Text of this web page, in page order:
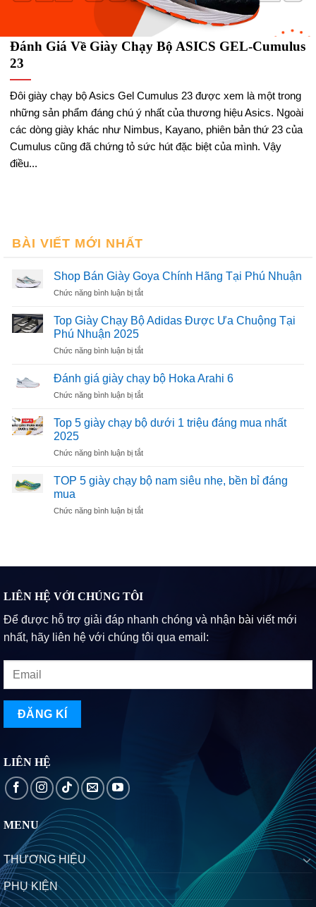
Đánh Giá Về Giày Chạy Bộ ASICS GEL-Cumulus
23
Đôi giày chạy bộ Asics Gel Cumulus 23 được xem là một trong
những sản phẩm đáng chú ý nhất của thương hiệu Asics. Ngoài
các dòng giày khác như Nimbus, Kayano, phiên bản thứ 23 của
Cumulus cũng đã chứng tỏ sức hút đặc biệt của mình. Vậy
điều...
BÀI VIẾT MỚI NHẤT
Shop Bán Giày Goya Chính Hãng Tại Phú Nhuận
Chức năng bình luận bị tắtở
Bán
Chính
Tại
Nhuận
Top Giày Chạy Bộ Adidas Được Ưa Chuộng Tại
Phú Nhuận 2025
Chức năng bình luận bị tắtở
Giày
Chạy
Bộ
Được
Tại
Nhuận
Đánh giá giày chạy bộ Hoka Arahi 6
Chức năng bình luận bị tắtở
giá
giày
bộ
Arahi
Top 5 giày chạy bộ dưới 1 triệu đáng mua nhất
2025
Chức năng bình luận bị tắtở
giày
bộ
2025
TOP 5 giày chạy bộ nam siêu nhẹ, bền bỉ đáng
mua
Chức năng bình luận bị tắtở
siêu
bền
đáng
LIÊN HỆ VỚI CHÚNG TÔI
Để được hỗ trợ giải đáp nhanh chóng và nhận bài viết mới
nhất, hãy liên hệ với chúng tôi qua email:
LIÊN HỆ
MENU
THƯƠNG HIỆU
PHỤ KIỆN